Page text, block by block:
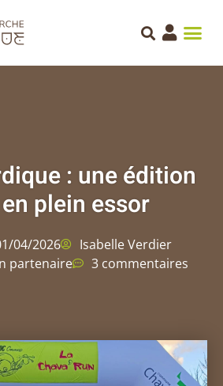
: une édition
plein essor
04/2026
Isabelle Verdier
partenaire
3 commentaires